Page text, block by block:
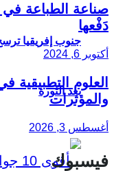
جنوب إفريقيا
بعد الثورة
صناعة الطباعة في
دَفْعها
أكتوبر 6, 2024
العلوم التطبيقية
والمؤثرات
أغسطس 3, 2026
فيسبوك